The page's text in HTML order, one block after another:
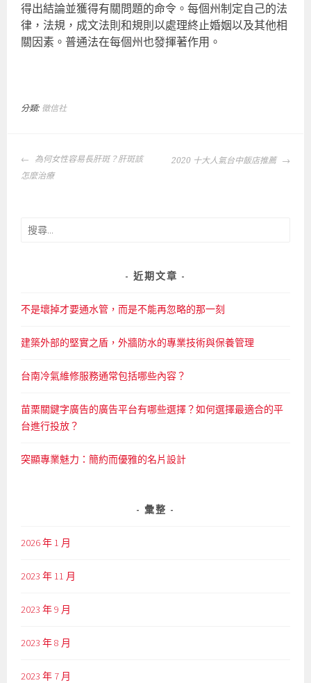
得出結論並獲得有關問題的命令。每個州制定自己的法
律，法規，成文法則和規則以處理終止婚姻以及其他相
關因素。普通法在每個州也發揮著作用。
分類: 徵信社
文
章
為何女性容易長肝斑？肝斑該
怎麼治療
2020 十大人氣台中飯店推薦
搜
近期文章
不是壞掉才要通水管，而是不能再忽略的那一刻
建築外部的堅實之盾，外牆防水的專業技術與保養管理
台南冷氣維修服務通常包括哪些內容？
苗栗關鍵字廣告的廣告平台有哪些選擇？如何選擇最適合的平
台進行投放？
突顯專業魅力：簡約而優雅的名片設計
彙整
2026 年 1 月
2023 年 11 月
2023 年 9 月
2023 年 8 月
2023 年 7 月